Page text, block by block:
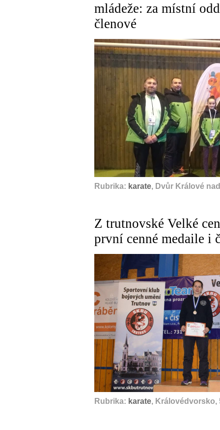
mládeže: za místní
členové
Rubrika: karate, Dvůr Králové
Z trutnovské Velké
první cenné medaile i
Rubrika: karate, Královédvorsko,